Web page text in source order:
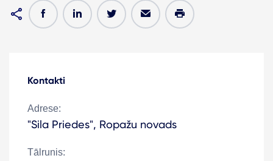
Kontakti
Adrese:
"Sila Priedes", Ropažu novads
Tālrunis: